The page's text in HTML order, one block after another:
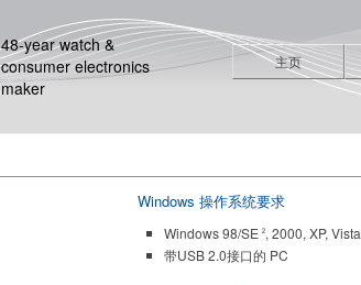
48-year watch &
consumer electronics
maker
主页
Windows 操作系统要求
Windows 98/SE 2, 2000, XP, Vista
带USB 2.0接口的 PC